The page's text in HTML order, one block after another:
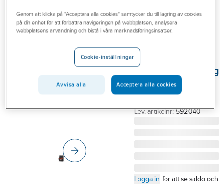
Outlet
Branscher HULTAFORS
verktygsförvaring
VERKTYGSFICKA MED
LOCK
Lev. artikelnr: 592040
Logga in för att se saldo och
Genom att klicka på "Acceptera alla cookies" samtycker du till lagring av cookies
på din enhet för att förbättra navigeringen på webbplatsen, analysera
webbplatsens användning och bistå i våra marknadsföringsinsatser.
Cookie-inställningar
Avvisa alla Acceptera alla cookies